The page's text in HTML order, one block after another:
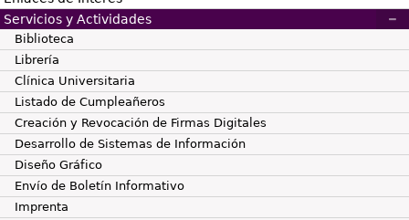
Servicios y Actividades
Biblioteca
Librería
Clínica Universitaria
Listado de Cumpleañeros
Creación y Revocación de Firmas Digitales
Desarrollo de Sistemas de Información
Diseño Gráfico
Envío de Boletín Informativo
Imprenta